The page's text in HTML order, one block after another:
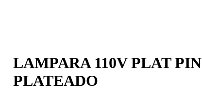
LAMPARA 110V PLAT PIN
PLATEADO